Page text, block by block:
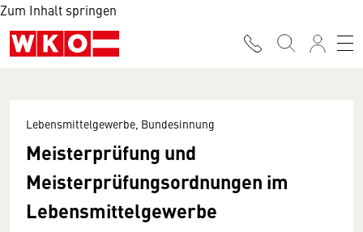
Zum Inhalt springen
Lebensmittelgewerbe, Bundesinnung
Meisterprüfung und
Meisterprüfungsordnungen im
Lebensmittelgewerbe